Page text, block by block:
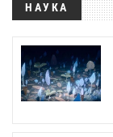
НАУКА